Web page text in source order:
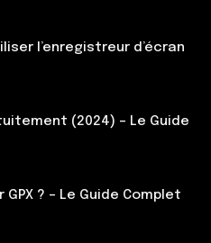
l’enregistreur d’écran
(2024) – Le Guide
? – Le Guide Complet